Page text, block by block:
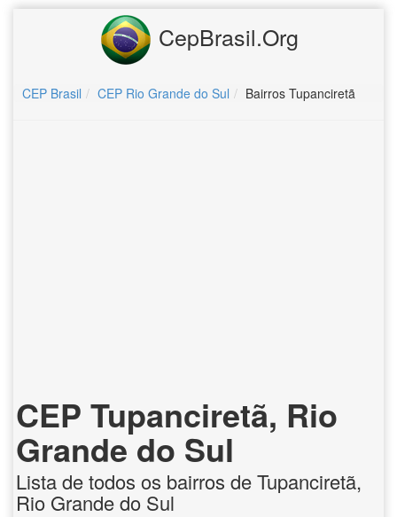
CepBrasil.Org
CEP Brasil CEP Rio Grande do Sul Bairros Tupanciretã
CEP Tupanciretã, Rio
Grande do Sul
Lista de todos os bairros de Tupanciretã,
Rio Grande do Sul